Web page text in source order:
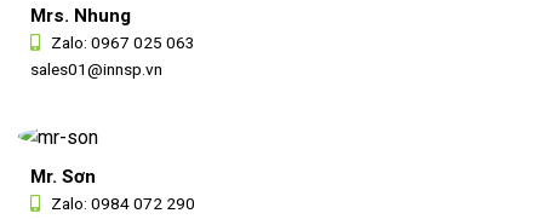
Mrs. Nhung
Zalo: 0967 025 063
sales01@innsp.vn
Mr. Sơn
Zalo: 0984 072 290